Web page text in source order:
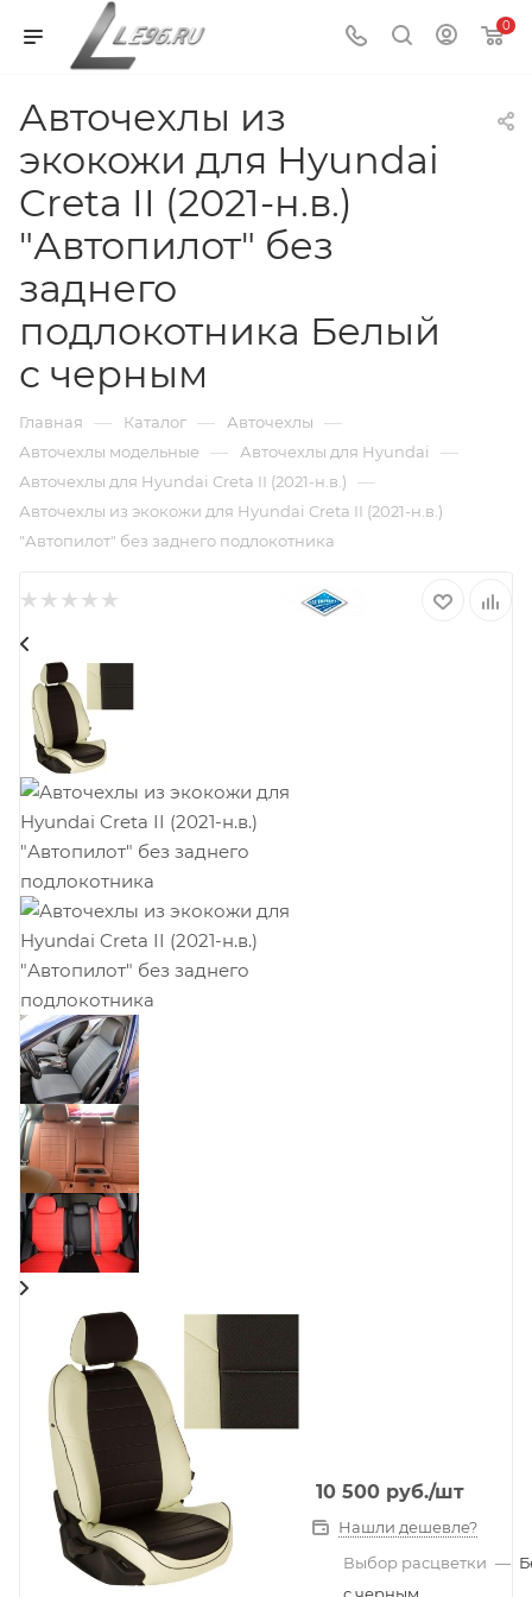
0
Авточехлы из
экокожи для Hyundai
Creta II (2021-н.в.)
"Автопилот" без
заднего
подлокотника Белый
с черным
Главная — Каталог — Авточехлы —
Авточехлы модельные — Авточехлы для Hyundai —
Авточехлы для Hyundai Creta II (2021-н.в.) —
Авточехлы из экокожи для Hyundai Creta II (2021-н.в.)
"Автопилот" без заднего подлокотника
10 500 руб./шт
Нашли дешевле?
Выбор расцветки —